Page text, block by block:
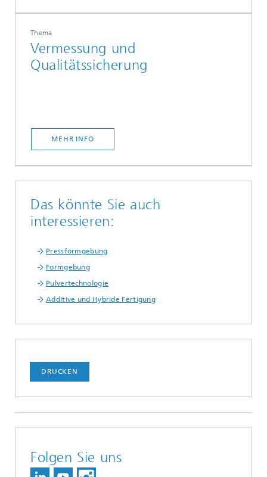
Thema
Vermessung und
Qualitätssicherung
MEHR INFO
Das könnte Sie auch
interessieren:
Pressformgebung
Formgebung
Pulvertechnologie
Additive und Hybride Fertigung
DRUCKEN
Folgen Sie uns